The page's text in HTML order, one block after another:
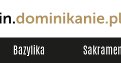
Bazylika